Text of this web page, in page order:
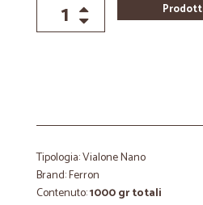
Tipologia: Vialone Nano
Brand: Ferron
Contenuto:1000 gr totali